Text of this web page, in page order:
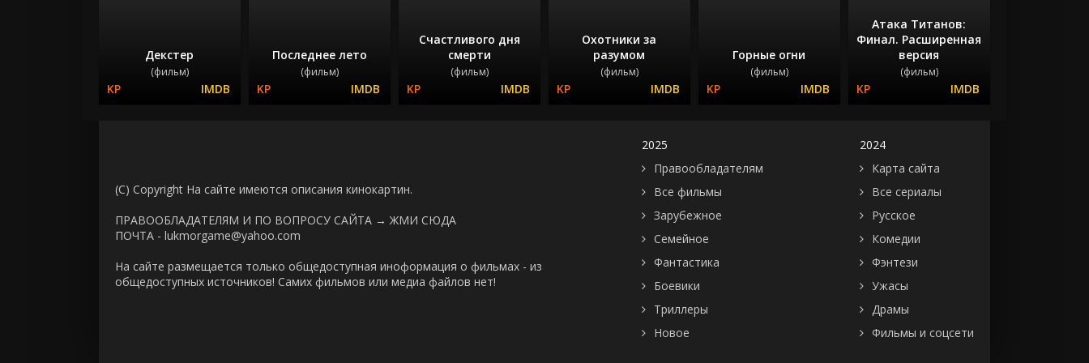
Декстер
(фильм)
Последнее лето
(фильм)
Счастливого дня
смерти
(фильм)
Охотники за
разумом
(фильм)
Горные огни
(фильм)
Атака Титанов:
Финал. Расширенная
версия
(фильм)
(C) Copyright На сайте имеются описания кинокартин.
ПРАВООБЛАДАТЕЛЯМ И ПО ВОПРОСУ САЙТА → ЖМИ СЮДА
ПОЧТА - lukmorgame@yahoo.com
На сайте размещается только общедоступная иноформация о фильмах - из
общедоступных источников! Самих фильмов или медиа файлов нет!
2025
Правообладателям
Все фильмы
Зарубежное
Семейное
Фантастика
Боевики
Триллеры
Новое
2024
Карта сайта
Все сериалы
Русское
Комедии
Фэнтези
Ужасы
Драмы
Фильмы и соцсети